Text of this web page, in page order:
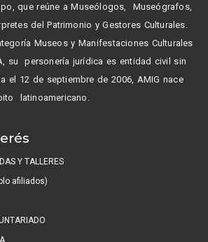
que reúne a Museólogos, Museógrafos,
del Patrimonio y Gestores Culturales.
Museos y Manifestaciones Culturales
su personería jurídica es entidad civil sin
el 12 de septiembre de 2006, AMIG nace
latinoamericano.
Y TALLERES
afiliados)